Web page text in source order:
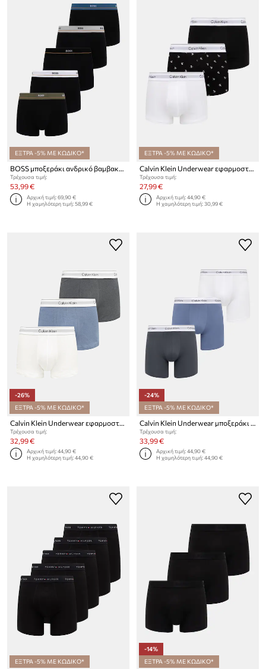
ΕΞΤΡΑ -5% ΜΕ ΚΩΔΙΚΟ*
BOSS μποξεράκι ανδρικό βαμβακερό με ελαστάν Trunk 5P Essential 5-pack
Τρέχουσα τιμή:
53,99 €
Αρχική τιμή:69,90 €
Η χαμηλότερη τιμή:58,99 €
ΕΞΤΡΑ -5% ΜΕ ΚΩΔΙΚΟ*
Calvin Klein Underwear εφαρμοστά μποξεράκια Ανδρικά 3-pack
Τρέχουσα τιμή:
27,99 €
Αρχική τιμή:44,90 €
Η χαμηλότερη τιμή:30,99 €
-26%
ΕΞΤΡΑ -5% ΜΕ ΚΩΔΙΚΟ*
Τρέχουσα τιμή:
32,99 €
Αρχική τιμή:44,90 €
Η χαμηλότερη τιμή:44,90 €
-24%
ΕΞΤΡΑ -5% ΜΕ ΚΩΔΙΚΟ*
Τρέχουσα τιμή:
33,99 €
Αρχική τιμή:44,90 €
Η χαμηλότερη τιμή:44,90 €
ΕΞΤΡΑ -5% ΜΕ ΚΩΔΙΚΟ*
-14%
ΕΞΤΡΑ -5% ΜΕ ΚΩΔΙΚΟ*